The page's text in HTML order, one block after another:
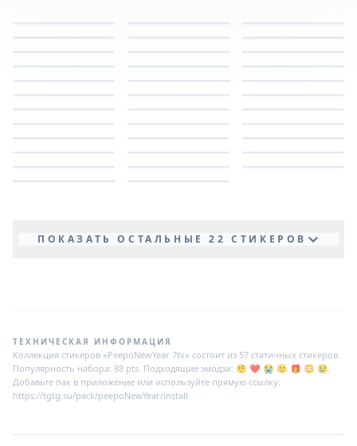
ПОКАЗАТЬ ОСТАЛЬНЫЕ 22 СТИКЕРОВ
ТЕХНИЧЕСКАЯ ИНФОРМАЦИЯ
Коллекция стикеров «PeepoNewYear 7tv» состоит из 57 статичных стикеров.
Популярность набора: 88 pts. Подходящие эмодзи: 🤨 ❤️ 😭 🙂 🎁 😳 😢.
Добавьте пак в приложение или используйте прямую ссылку:
https://tgtg.su/pack/peepoNewYear/install